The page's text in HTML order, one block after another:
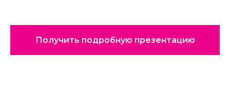
Получить подробную презентацию